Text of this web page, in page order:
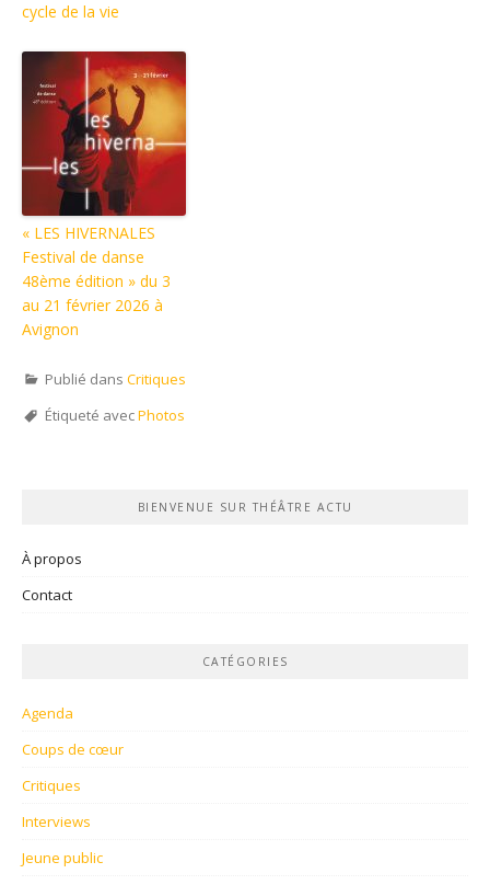
cycle de la vie
« LES HIVERNALES
Festival de danse
48ème édition » du 3
au 21 février 2026 à
Avignon
Publié dans Critiques
Étiqueté avecPhotos
BIENVENUE SUR THÉÂTRE ACTU
À propos
Contact
CATÉGORIES
Agenda
Coups de cœur
Critiques
Interviews
Jeune public